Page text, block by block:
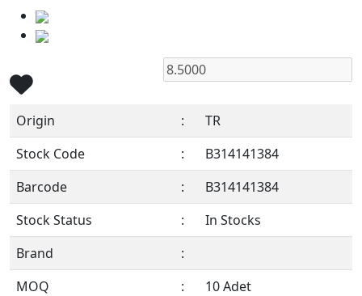
Origin :
TR
Stock Code
:
B314141384
Barcode
:
B314141384
Stock Status
:
In Stocks
Brand
:
MOQ
:
10 Adet